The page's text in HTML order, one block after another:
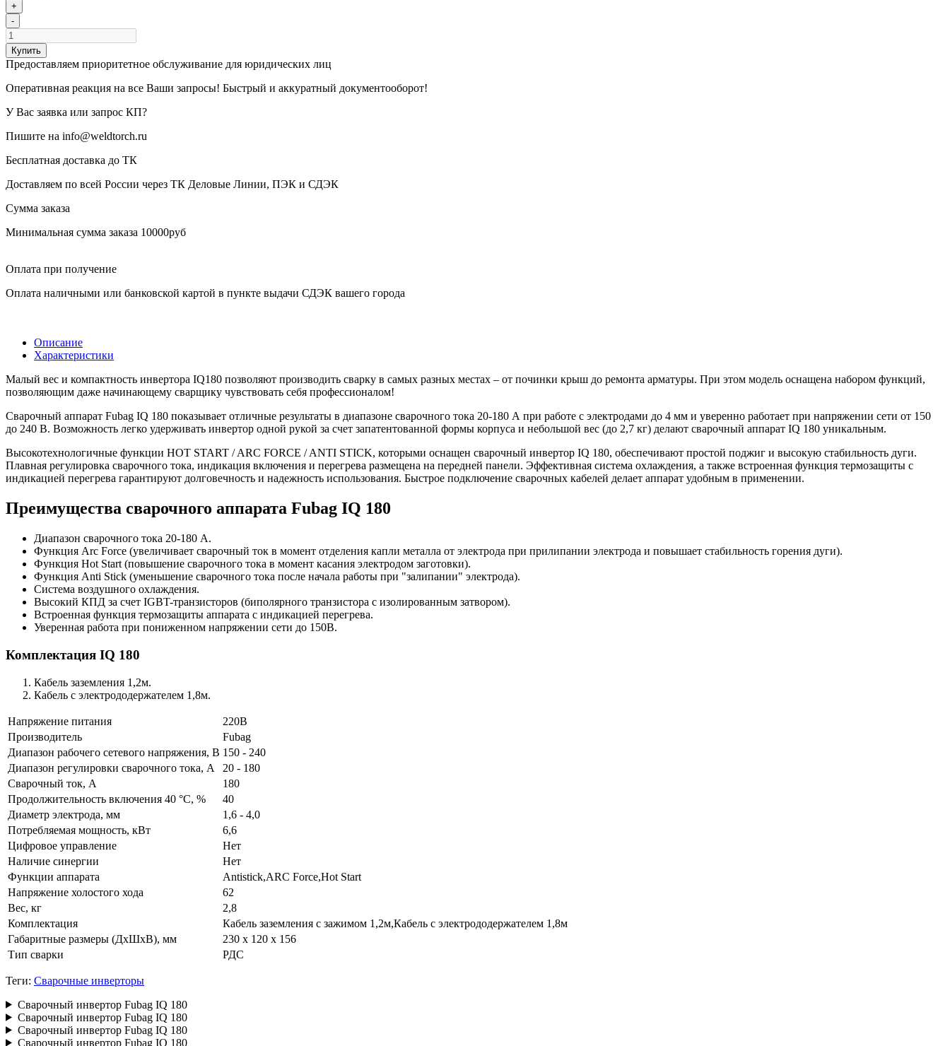
+
-
Купить
Предоставляем приоритетное обслуживание для юридических лиц
Оперативная реакция на все Ваши запросы! Быстрый и аккуратный документооборот!
У Вас заявка или запрос КП?
Пишите на info@weldtorch.ru
Бесплатная доставка до ТК
Доставляем по всей России через ТК Деловые Линии, ПЭК и СДЭК
Сумма заказа
Минимальная сумма заказа 10000руб
Оплата при получение
Оплата наличными или банковской картой в пункте выдачи СДЭК вашего города
Описание
Характеристики
Малый вес и компактность инвертора IQ180 позволяют производить сварку в самых разных местах – от починки крыш до ремонта арматуры. При этом модель оснащена набором функций,
позволяющим даже начинающему сварщику чувствовать себя профессионалом!
Сварочный аппарат Fubag IQ 180 показывает отличные результаты в диапазоне сварочного тока 20-180 А при работе с электродами до 4 мм и уверенно работает при напряжении сети от 150
до 240 В. Возможность легко удерживать инвертор одной рукой за счет запатентованной формы корпуса и небольшой вес (до 2,7 кг) делают сварочный аппарат IQ 180 уникальным.
Высокотехнологичные функции HOT START / ARC FORCE / ANTI STICK, которыми оснащен сварочный инвертор IQ 180, обеспечивают простой поджиг и высокую стабильность дуги.
Плавная регулировка сварочного тока, индикация включения и перегрева размещена на передней панели. Эффективная система охлаждения, а также встроенная функция термозащиты с
индикацией перегрева гарантируют долговечность и надежность использования. Быстрое подключение сварочных кабелей делает аппарат удобным в применении.
Преимущества сварочного аппарата Fubag IQ 180
Диапазон сварочного тока 20-180 А.
Функция Arc Force (увеличивает сварочный ток в момент отделения капли металла от электрода при прилипании электрода и повышает стабильность горения дуги).
Функция Hot Start (повышение сварочного тока в момент касания электродом заготовки).
Функция Anti Stick (уменьшение сварочного тока после начала работы при "залипании" электрода).
Система воздушного охлаждения.
Высокий КПД за счет IGBT-транзисторов (биполярного транзистора с изолированным затвором).
Встроенная функция термозащиты аппарата с индикацией перегрева.
Уверенная работа при пониженном напряжении сети до 150В.
Комплектация IQ 180
Кабель заземления 1,2м.
Кабель с электрододержателем 1,8м.
Напряжение питания
220В
Производитель
Fubag
Диапазон рабочего сетевого напряжения, B 150 - 240
Диапазон регулировки сварочного тока, А
20 - 180
Сварочный ток, А
180
Продолжительность включения 40 °C, %
40
Диаметр электрода, мм
1,6 - 4,0
Потребляемая мощность, кВт
6,6
Цифровое управление
Нет
Наличие синергии
Нет
Функции аппарата
Antistick,ARC Force,Hot Start
Напряжение холостого хода
62
Вес, кг
2,8
Комплектация
Кабель заземления с зажимом 1,2м,Кабель с электрододержателем 1,8м
Габаритные размеры (ДхШхВ), мм
230 х 120 х 156
Тип сварки
РДС
Теги: Сварочные инверторы
Сварочный инвертор Fubag IQ 180
Сварочный инвертор Fubag IQ 180
Сварочный инвертор Fubag IQ 180
Сварочный инвертор Fubag IQ 180